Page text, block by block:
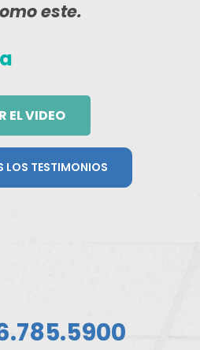
este.
EL VIDEO
LOS TESTIMONIOS